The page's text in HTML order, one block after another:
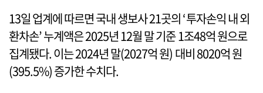
13일 업계에 따르면 국내 생보사 21곳의 ‘투자손익 내 외
환차손’ 누계액은 2025년 12월 말 기준 1조48억 원으로
집계됐다. 이는 2024년 말(2027억 원) 대비 8020억 원
(395.5%) 증가한 수치다.